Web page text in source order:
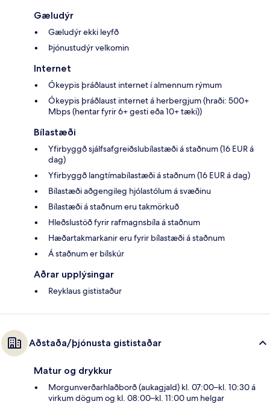
Gæludýr
Gæludýr ekki leyfð
Þjónustudýr velkomin
Internet
Ókeypis þráðlaust internet í almennum rýmum
Ókeypis þráðlaust internet á herbergjum (hraði: 500+
Mbps (hentar fyrir 6+ gesti eða 10+ tæki))
Bílastæði
Yfirbyggð sjálfsafgreiðslubílastæði á staðnum (16 EUR á
dag)
Yfirbyggð langtímabílastæði á staðnum (16 EUR á dag)
Bílastæði aðgengileg hjólastólum á svæðinu
Bílastæði á staðnum eru takmörkuð
Hleðslustöð fyrir rafmagnsbíla á staðnum
Hæðartakmarkanir eru fyrir bílastæði á staðnum
Á staðnum er bílskúr
Aðrar upplýsingar
Reyklaus gististaður
Aðstaða/þjónusta gististaðar
Matur og drykkur
Morgunverðarhlaðborð (aukagjald) kl. 07:00–kl. 10:30 á
virkum dögum og kl. 08:00–kl. 11:00 um helgar